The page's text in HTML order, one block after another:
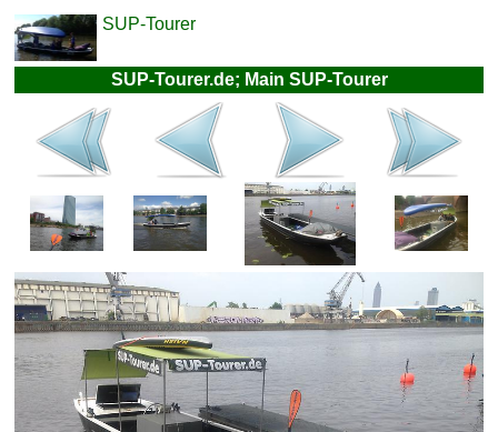
SUP-Tourer
SUP-Tourer.de; Main SUP-Tourer